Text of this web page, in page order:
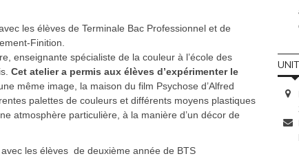
les élèves de Terminale Bac Professionnel et de
Finition.
enseignante spécialiste de la couleur à l’école des
Cet atelier a permis aux élèves d’expérimenter le
même image, la maison du film Psychose d’Alfred
palettes de couleurs et différents moyens plastiques
atmosphère particulière, à la manière d’un décor de
, avec les élèves de deuxième année de BTS